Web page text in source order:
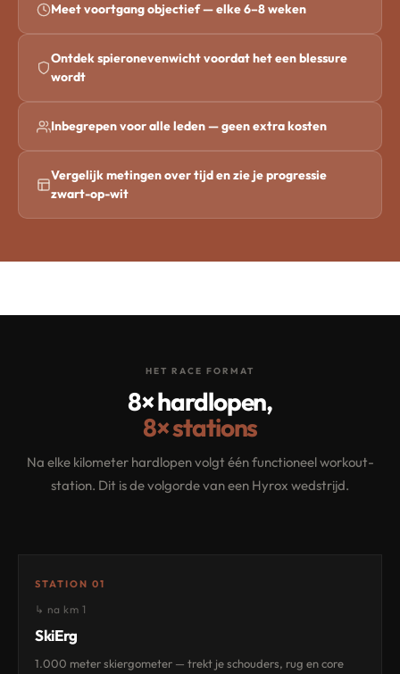
Meet voortgang objectief — elke 6–8 weken
Ontdek spieronevenwicht voordat het een blessure
wordt
Inbegrepen voor alle leden — geen extra kosten
Vergelijk metingen over tijd en zie je progressie
zwart-op-wit
HET RACE FORMAT
8× hardlopen,
8× stations
Na elke kilometer hardlopen volgt één functioneel workout-
station. Dit is de volgorde van een Hyrox wedstrijd.
STATION 01
↳ na km 1
SkiErg
1.000 meter skiergometer — trekt je schouders, rug en core